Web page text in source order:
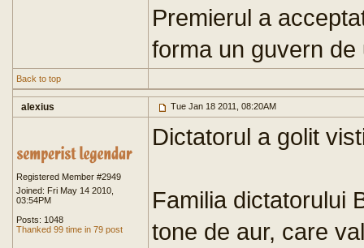
Premierul a
forma un guvern de
Back to top
alexius Tue Jan 18 2011, 08:20AM
Registered Member #2949
Joined: Fri May 14 2010,
03:54PM
Posts: 1048
Thanked 99 time in 79 post
Dictatorul a golit
Familia dictatorului
tone de aur, care